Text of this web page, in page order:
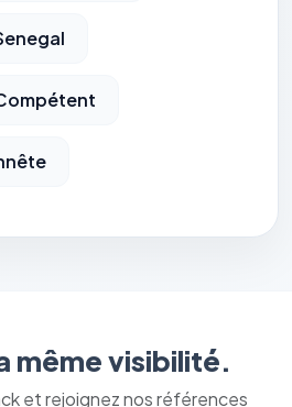
même visibilité.
et rejoignez nos références